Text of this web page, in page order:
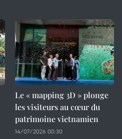
Le « mapping 3D » plonge
les visiteurs au cœur du
patrimoine vietnamien
14/07/2026 00:30